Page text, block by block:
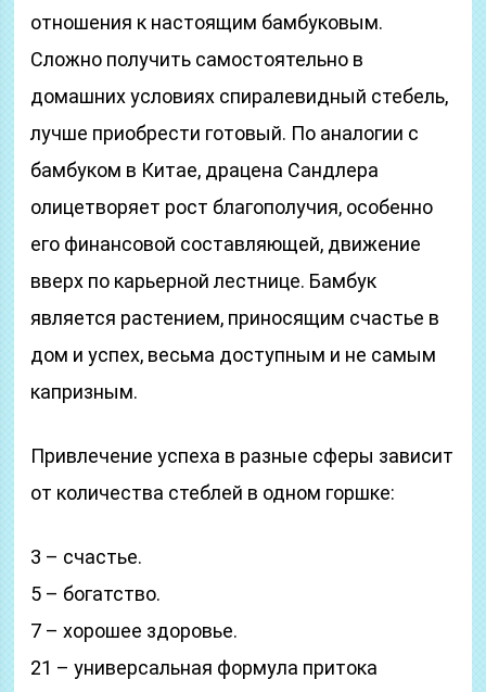
отношения к настоящим бамбуковым.
Сложно получить самостоятельно в
домашних условиях спиралевидный стебель,
лучше приобрести готовый. По аналогии с
бамбуком в Китае, драцена Сандлера
олицетворяет рост благополучия, особенно
его финансовой составляющей, движение
вверх по карьерной лестнице. Бамбук
является растением, приносящим счастье в
дом и успех, весьма доступным и не самым
капризным.
Привлечение успеха в разные сферы зависит
от количества стеблей в одном горшке:
3 – счастье.
5 – богатство.
7 – хорошее здоровье.
21 – универсальная формула притока